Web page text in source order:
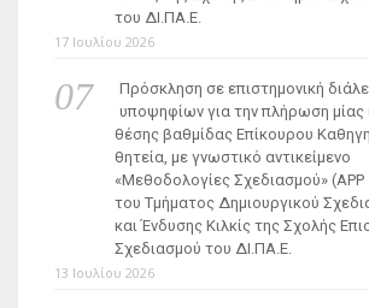
του ΔΙ.ΠΑ.Ε.
17 Ιουλίου 2026
Πρόσκληση σε επιστημονική
υποψηφίων για την πλήρωση μίας
θέσης βαθμίδας Επίκουρου
θητεία, με γνωστικό αντικείμενο
«Μεθοδολογίες Σχεδιασμού» (ΑΡΡ
του Τμήματος Δημιουργικού
και Ένδυσης Κιλκίς της Σχολής
Σχεδιασμού του ΔΙ.ΠΑ.Ε.
13 Ιουλίου 2026